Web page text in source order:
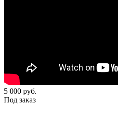
5 000 руб.
Под заказ